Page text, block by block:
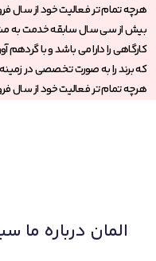
هرچه تمام تر فعالیت خود از سال
بیش از سی سال سابقه خدمت به
کارگاهی را دارا می باشد و با
که برند را به صورت تخصصی در زمینه
هرچه تمام تر فعالیت خود از سال
المان درباره